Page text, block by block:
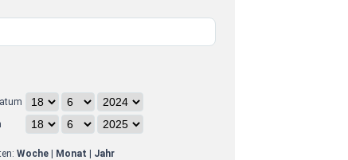
Woche| Monat Jahr